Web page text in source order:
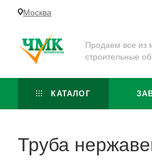
Москва
Продаем все из
строительные
КАТАЛОГ
Труба